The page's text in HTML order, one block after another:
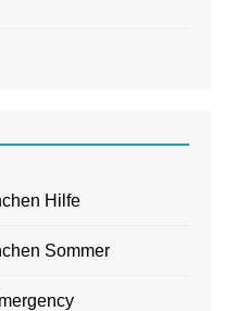
Hilfe
Sommer